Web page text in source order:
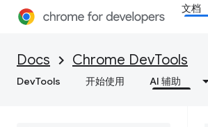
文档
Docs Chrome DevTools
DevTools 开始使用 AI 辅助